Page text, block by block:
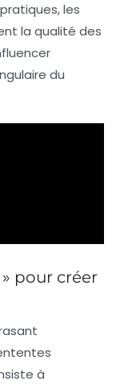
les
la qualité des
du
pour créer
à